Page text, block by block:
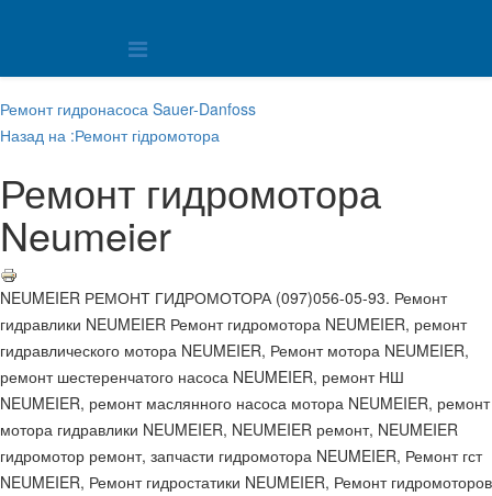
Ремонт гидронасоса Sauer-Danfoss
Назад на :Ремонт гідромотора
Ремонт гидромотора
Neumeier
NEUMEIER РЕМОНТ ГИДРОМОТОРА (097)056-05-93. Ремонт
гидравлики NEUMEIER Ремонт гидромотора NEUMEIER, ремонт
гидравлического мотора NEUMEIER, Ремонт мотора NEUMEIER,
ремонт шестеренчатого насоса NEUMEIER, ремонт НШ
NEUMEIER, ремонт маслянного насоса мотора NEUMEIER, ремонт
мотора гидравлики NEUMEIER, NEUMEIER ремонт, NEUMEIER
гидромотор ремонт, запчасти гидромотора NEUMEIER, Ремонт гст
NEUMEIER, Ремонт гидростатики NEUMEIER, Ремонт гидромоторов